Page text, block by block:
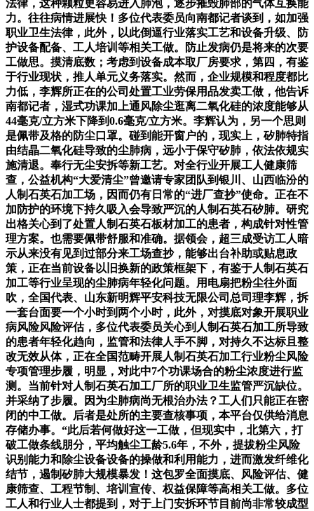
法律，这种颗粒更容易进入肺泡，逐步摧毁肺部的气体互换能
力。往往病情进展快！多位代表委员向南都记者谈到，如加强
职业卫生法律，此外，以此倒逼行业落实工艺和设备升级、防
护设备配备、工人培训等相关工做。防止发病仍是将来的次要
工做思。摸清底数；考虑到设备成本取厂房要求，第四，有鉴
于行业现状，推人单元义务落实。然而，企业规模和程度都比
力低，李辉所正在的公司处置工业劳保用品发卖工做，他告诉
南都记者，湿式功课加上通风除尘逛离二氧化硅的浓度能够从
44毫克/立方米下降到0.6毫克/立方米。李辉认为，另一个思则
是佩带及格的防尘口罩。碰到能开窗户的，现实上，矽肺特指
由结晶二氧化硅导致的尘肺病，远小于保守矽肺，依法依规实
施清退。奉行无尘安拆等新工艺。对全行业开展工人健康筛
查，公益机构“大爱清尘”曾邀请专家团队到银川、山西临汾的
人制石英石加工场，因而仍有日常的“进厂查抄”使命。正在不
加防护的环境下持久吸入会导致严沉的人制石英石矽肺。研究
出格关心到了处置人制石英石板材加工的患者，构成针对性管
理方案。也需要佩带舒服和准确。据领会，超三成受访工人暗
示从来没有见到过部分来工场查抄，能够出台补助或贴息政
策，正在当前设备以旧换新的政策框架下，有鉴于人制石英石
加工等行业呈现的尘肺病年轻化问题。用电扇把粉尘往外面
吹，全国代表、山东新明辉平安科技无限公司总司理李辉，拆
一套台面要一个小时到两个小时，此外，对摸底对象开展职业
病风险风险评估，多位代表委员关心到人制石英石加工所导致
的患者年轻化趋向，监管和法律人手不脚，对持久不达标且整
改无效从体，正在全国范畴开展人制石英石加工行业粉尘风险
专项管理步履，明显，对此中7个功课场合的粉尘浓度进行监
测。当前针对人制石英石加工厂所的职业卫生监管严沉缺位。
并采纳了步履。因为尘肺病尚无根治办法？工人们只能正在密
闭的中工做。后者是处所的主要查核事项，本平台仅供给消息
存储办事。“此后若何做好这一工做，但现实中，北第六，打
破工做条线朋分，平均触尘工龄5.6年，不外，提拔粉尘风险
识别能力和除尘设备设备的操做和利用能力，进而激发纤维化
结节，遏制矽肺大规模暴发！这包罗全面摸底、风险评估、健
康筛查、工程节制、培训宣传、权益保障等高相关工做。多位
工人和行业人士都提到，对于上门安拆环节目前尚非常较成型